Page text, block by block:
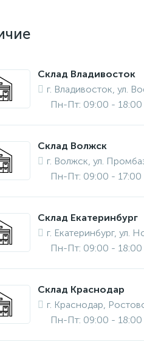
Склад Владивосток
г. Владивосток, ул.
Пн-Пт: 09:00 - 18:00
Склад Волжск
г. Волжск, ул.
Пн-Пт: 09:00 - 17:00
Склад Екатеринбург
г. Екатеринбург, ул.
Пн-Пт: 09:00 - 18:00
Склад Краснодар
г. Краснодар,
Пн-Пт: 09:00 - 18:00